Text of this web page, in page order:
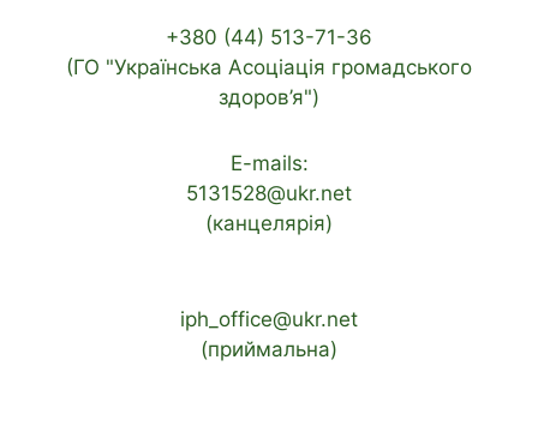
+380 (44) 513-71-36
(ГО "Українська Асоціація громадського
здоров’я")
E-mails:
5131528@ukr.net
(канцелярія)
iph_office@ukr.net
(приймальна)